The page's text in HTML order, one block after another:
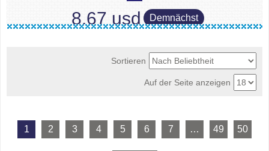
8.67 usd Demnächst
Sortieren
Auf der Seite anzeigen
1 2 3 4 5 6 7 … 49 50